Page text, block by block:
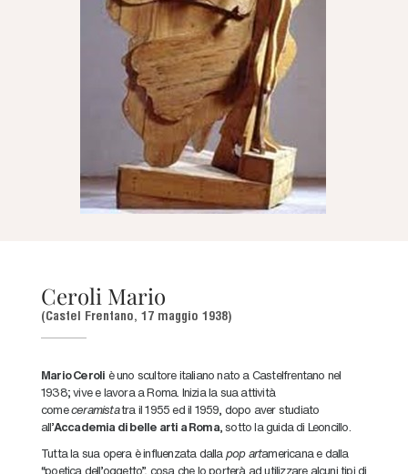
Ceroli Mario
(Castel Frentano, 17 maggio 1938)
Mario Ceroli è uno scultore italiano nato a Castelfrentano nel
1938; vive e lavora a Roma. Inizia la sua attività
comeceramistatra il 1955 ed il 1959, dopo aver studiato
all’Accademia di belle arti a Roma, sotto la guida di Leoncillo.
Tutta la sua opera è influenzata dalla pop artamericana e dalla
“poetica dell’oggetto”, cosa che lo porterà ad utilizzare alcuni tipi di